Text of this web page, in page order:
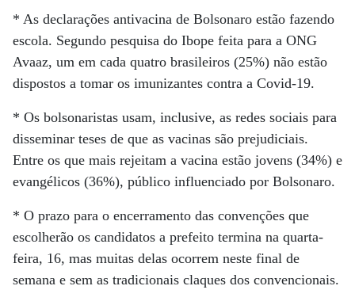
* As declarações antivacina de Bolsonaro estão fazendo
escola. Segundo pesquisa do Ibope feita para a ONG
Avaaz, um em cada quatro brasileiros (25%) não estão
dispostos a tomar os imunizantes contra a Covid-19.
* Os bolsonaristas usam, inclusive, as redes sociais para
disseminar teses de que as vacinas são prejudiciais.
Entre os que mais rejeitam a vacina estão jovens (34%) e
evangélicos (36%), público influenciado por Bolsonaro.
* O prazo para o encerramento das convenções que
escolherão os candidatos a prefeito termina na quarta-
feira, 16, mas muitas delas ocorrem neste final de
semana e sem as tradicionais claques dos convencionais.